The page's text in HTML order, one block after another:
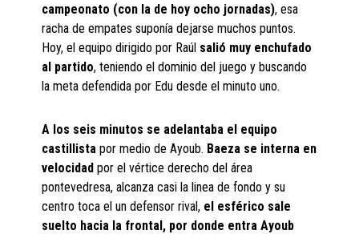
campeonato (con la de hoy ocho jornadas), esa
racha de empates suponía dejarse muchos puntos.
Hoy, el equipo dirigido por Raúl salió muy enchufado
al partido, teniendo el dominio del juego y buscando
la meta defendida por Edu desde el minuto uno.
A los seis minutos se adelantaba el equipo
castillistapor medio de Ayoub. Baeza se interna en
velocidad por el vértice derecho del área
pontevedresa, alcanza casi la linea de fondo y su
centro toca el un defensor rival, el esférico sale
suelto hacia la frontal, por donde entra Ayoub